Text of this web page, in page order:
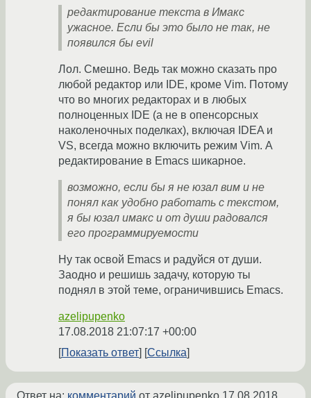
редактирование текста в Имакс
ужасное. Если бы это было не так, не
появился бы evil
Лол. Смешно. Ведь так можно сказать про
любой редактор или IDE, кроме Vim. Потому
что во многих редакторах и в любых
полноценных IDE (а не в опенсорсных
наколеночных поделках), включая IDEA и
VS, всегда можно включить режим Vim. А
редактирование в Emacs шикарное.
возможно, если бы я не юзал вим и не
понял как удобно работать с текстом,
я бы юзал имакс и от души радовался
его программируемости
Ну так освой Emacs и радуйся от души.
Заодно и решишь задачу, которую ты
поднял в этой теме, ограничившись Emacs.
azelipupenko
17.08.2018 21:07:17 +00:00
Показать ответ
Ссылка